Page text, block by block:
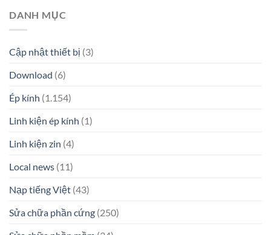
DANH MỤC
Cập nhật thiết bị (3)
Download (6)
Ép kính (1.154)
Linh kiện ép kính (1)
Linh kiện zin (4)
Local news (11)
Nạp tiếng Việt (43)
Sửa chữa phần cứng (250)